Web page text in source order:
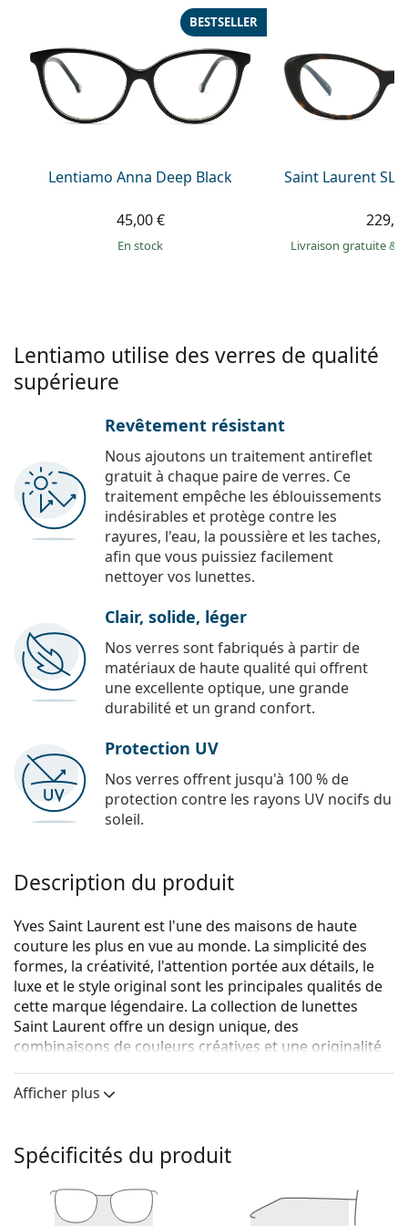
Prada
Toutes les marques
Lentiamo Anna Deep Black
BESTSELLER
45,00 €
en stock
Saint Laurent SL
Livraison gratuite&
Lentiamo utilise des verres de qualité
supérieure
Revêtement résistant
Nous ajoutons un traitement antireflet
gratuit à chaque paire de verres. Ce
traitement empêche les éblouissements
indésirables et protège contre les
rayures, l'eau, la poussière et les taches,
afin que vous puissiez facilement
nettoyer vos lunettes.
Clair, solide, léger
Nos verres sont fabriqués à partir de
matériaux de haute qualité qui offrent
une excellente optique, une grande
durabilité et un grand confort.
Protection UV
Nos verres offrent jusqu'à 100 % de
protection contre les rayons UV nocifs du
soleil.
Description du produit
Yves Saint Laurent est l'une des maisons de haute
couture les plus en vue au monde. La simplicité des
formes, la créativité, l'attention portée aux détails, le
luxe et le style original sont les principales qualités de
cette marque légendaire. La collection de lunettes
Saint Laurent offre un design unique, des
combinaisons de couleurs créatives et une originalité
tendances de la mode.
Voyez de quoi vous avez l'air avec ces lunettes grâce à
la fonction d'essai virtuel de Lentiamo.
Monture de lunettes de vue
Afficher plus
Spécificités du produit